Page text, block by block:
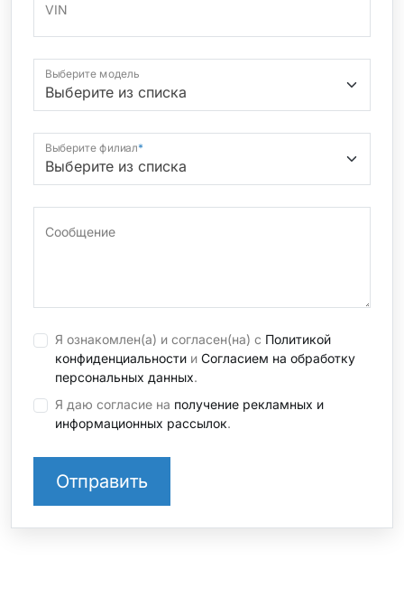
VIN
Выберите модель
Выберите филиал*
Сообщение
Я ознакомлен(а) и согласен(на) с Политикой
конфиденциальности и Согласием на обработку
персональных данных.
Я даю согласие на получение рекламных и
информационных рассылок.